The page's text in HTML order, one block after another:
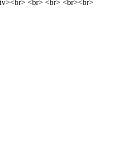
<br> <br> <br><br>